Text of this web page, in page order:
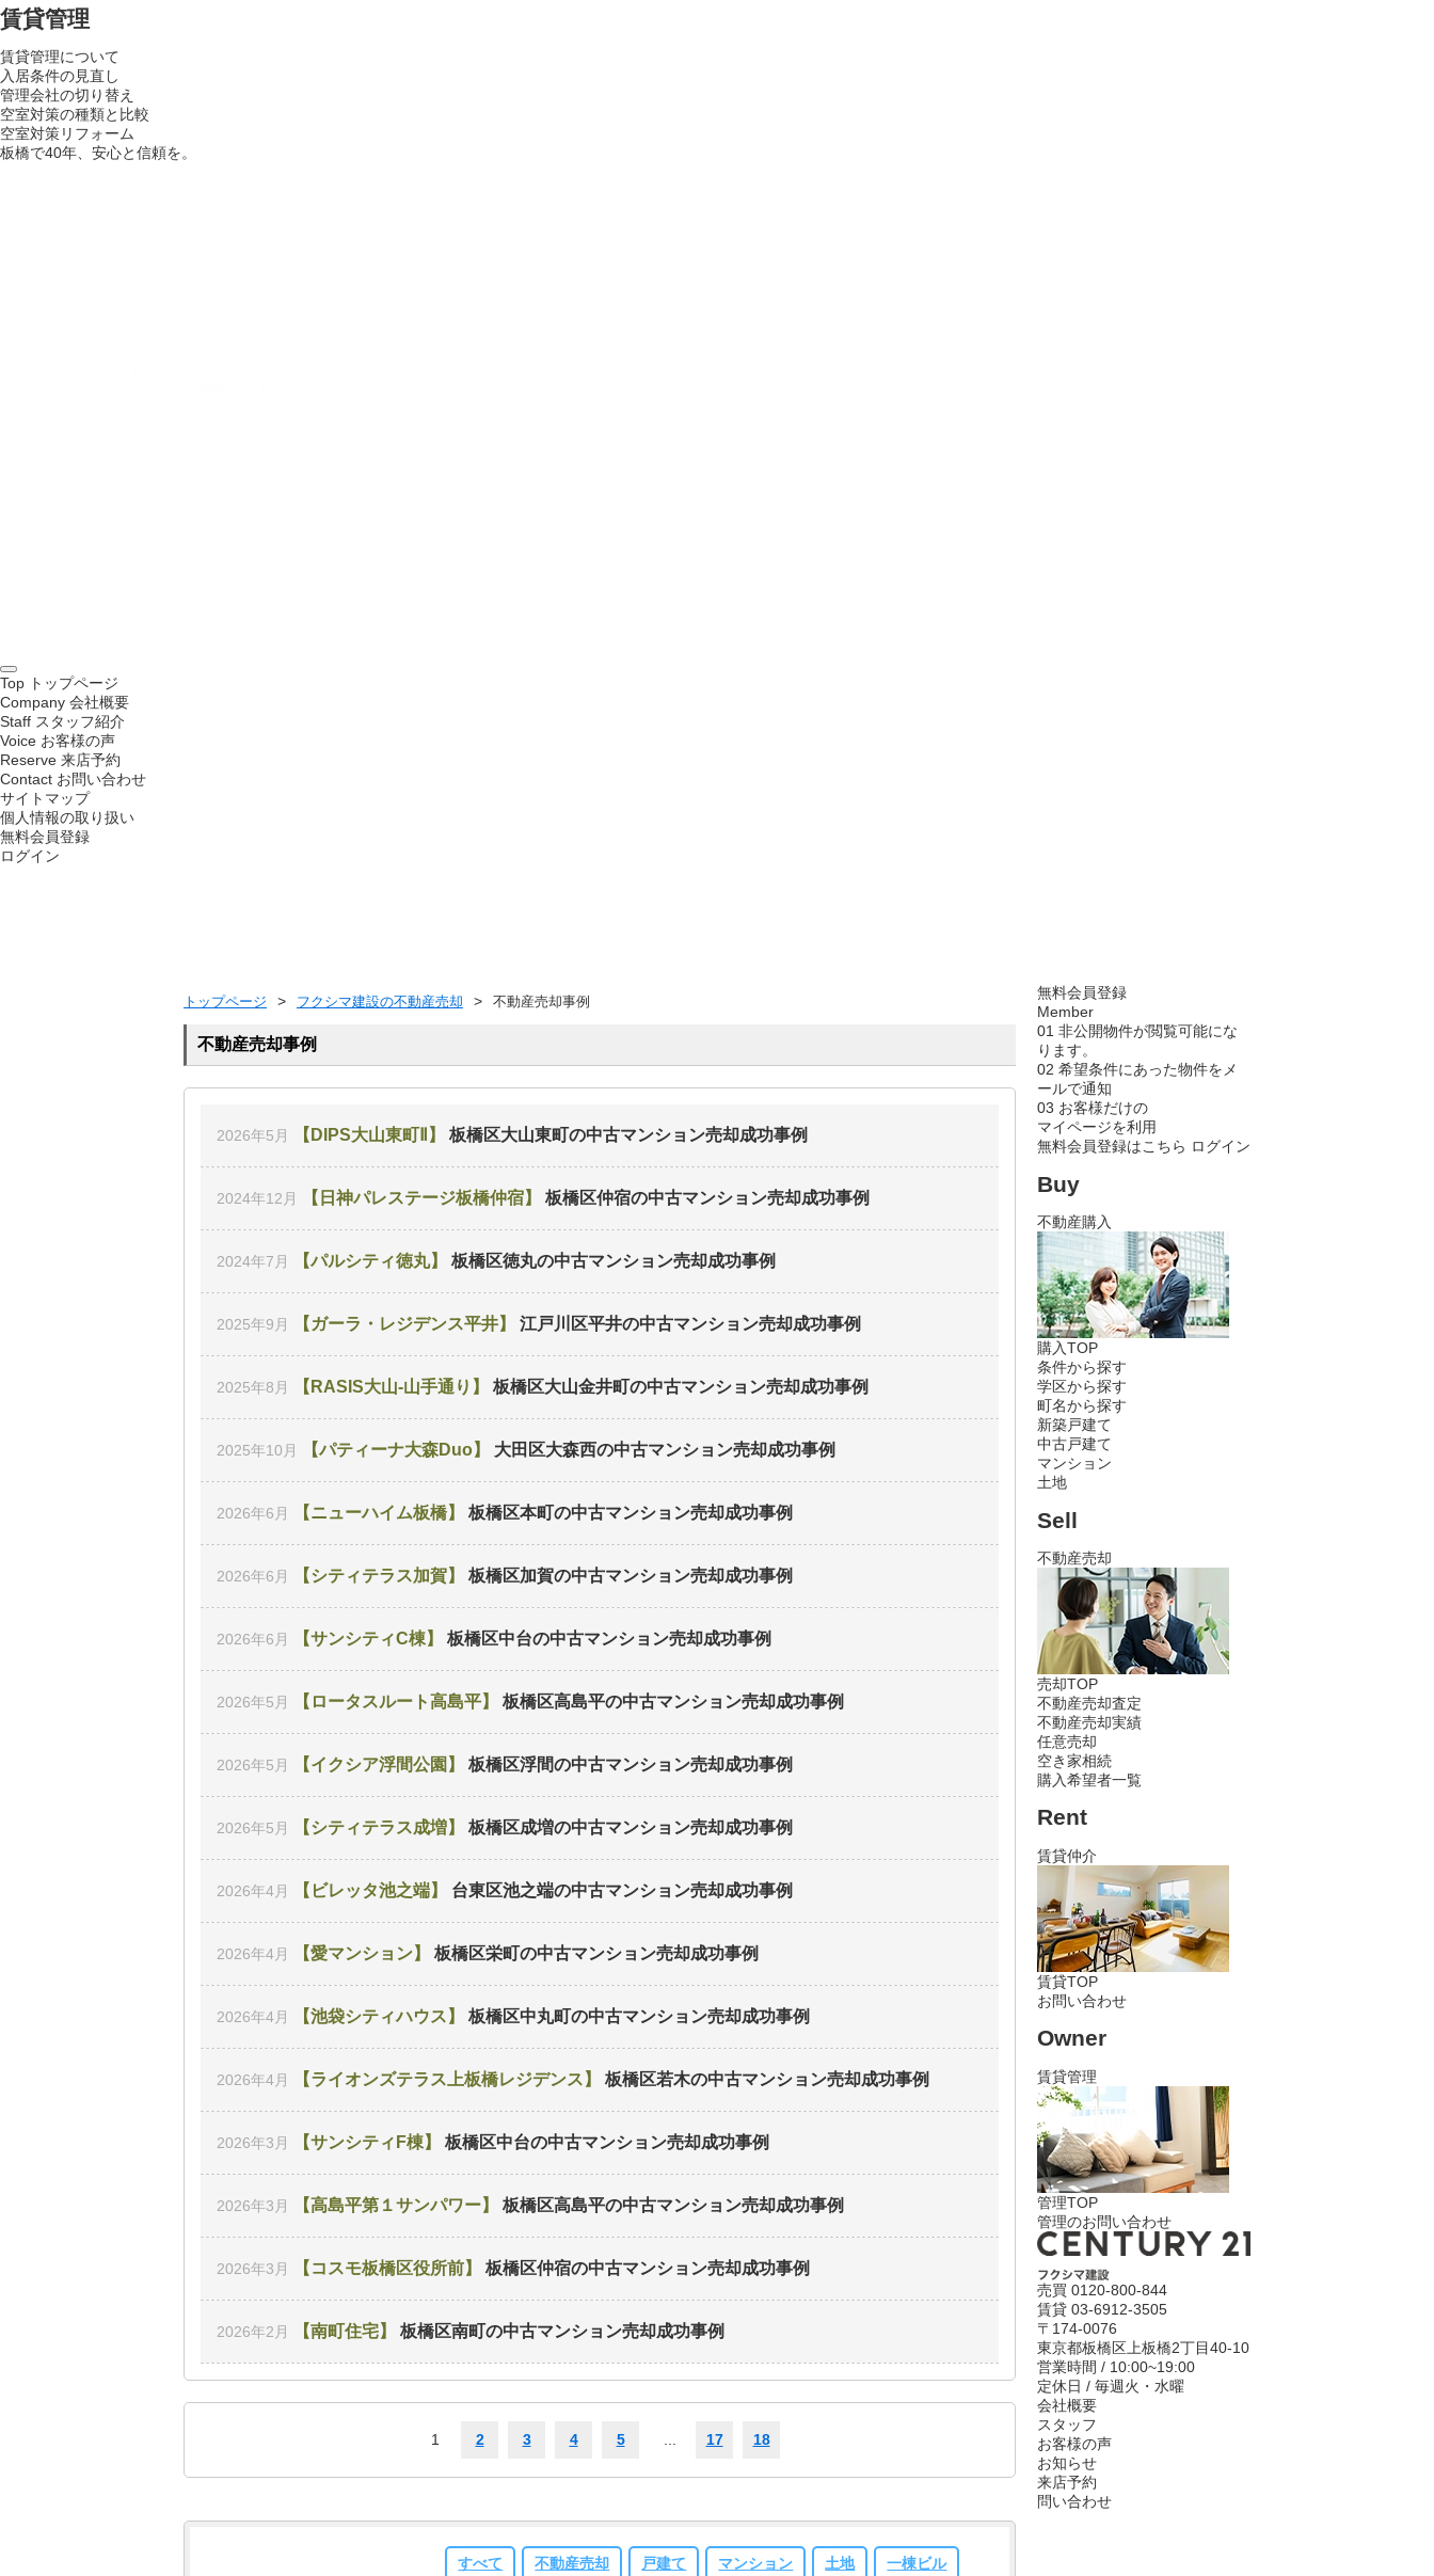
賃貸管理
賃貸管理について
入居条件の見直し
管理会社の切り替え
空室対策の種類と比較
空室対策リフォーム
板橋で40年、安心と信頼を。
Top トップページ
Company 会社概要
Staff スタッフ紹介
Voice お客様の声
Reserve 来店予約
Contact お問い合わせ
サイトマップ
個人情報の取り扱い
無料会員登録
ログイン
トップページ フクシマ建設の不動産売却 不動産売却事例
不動産売却事例
2026年5月 DIPS大山東町Ⅱ 板橋区大山東町の中古マンション売却成功事例
2024年12月 日神パレステージ板橋仲宿 板橋区仲宿の中古マンション売却成功事例
2024年7月 パルシティ徳丸 板橋区徳丸の中古マンション売却成功事例
2025年9月 ガーラ・レジデンス平井 江戸川区平井の中古マンション売却成功事例
2025年8月 RASIS大山-山手通り 板橋区大山金井町の中古マンション売却成功事例
2025年10月 パティーナ大森Duo 大田区大森西の中古マンション売却成功事例
2026年6月 ニューハイム板橋 板橋区本町の中古マンション売却成功事例
2026年6月 シティテラス加賀 板橋区加賀の中古マンション売却成功事例
2026年6月 サンシティC棟 板橋区中台の中古マンション売却成功事例
2026年5月 ロータスルート高島平 板橋区高島平の中古マンション売却成功事例
2026年5月 イクシア浮間公園 板橋区浮間の中古マンション売却成功事例
2026年5月 シティテラス成増 板橋区成増の中古マンション売却成功事例
2026年4月 ビレッタ池之端 台東区池之端の中古マンション売却成功事例
2026年4月 愛マンション 板橋区栄町の中古マンション売却成功事例
2026年4月 池袋シティハウス 板橋区中丸町の中古マンション売却成功事例
2026年4月 ライオンズテラス上板橋レジデンス 板橋区若木の中古マンション売却成功事例
2026年3月 サンシティF棟 板橋区中台の中古マンション売却成功事例
2026年3月 高島平第１サンパワー 板橋区高島平の中古マンション売却成功事例
2026年3月 コスモ板橋区役所前 板橋区仲宿の中古マンション売却成功事例
2026年2月 南町住宅 板橋区南町の中古マンション売却成功事例
1 2 3 4 5 ... 17 18
すべて 不動産売却 戸建て マンション 土地 一棟ビル
無料会員登録
Member
01 非公開物件が閲覧可能にな
ります。
02 希望条件にあった物件をメ
ールで通知
03 お客様だけの
マイページを利用
無料会員登録はこちら ログイン
Buy
不動産購入
購入TOP
条件から探す
学区から探す
町名から探す
新築戸建て
中古戸建て
マンション
土地
Sell
不動産売却
売却TOP
不動産売却査定
不動産売却実績
任意売却
空き家相続
購入希望者一覧
Rent
賃貸仲介
賃貸TOP
お問い合わせ
Owner
賃貸管理
管理TOP
管理のお問い合わせ
売買 0120-800-844
賃貸 03-6912-3505
〒174-0076
東京都板橋区上板橋2丁目40-10
営業時間 / 10:00~19:00
定休日 / 毎週火・水曜
会社概要
スタッフ
お客様の声
お知らせ
来店予約
問い合わせ